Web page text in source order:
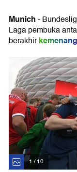
Munich-
Laga pembuka
berakhir
1 / 10